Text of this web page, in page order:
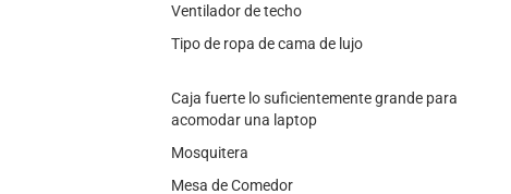
Ventilador de techo
Tipo de ropa de cama de lujo
Caja fuerte lo suficientemente grande para
acomodar una laptop
Mosquitera
Mesa de Comedor